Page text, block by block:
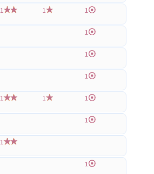
1 1 1
1
1
1
1 1 1
1
1
1